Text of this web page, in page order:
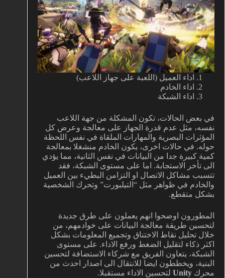
اداء العميل (اللعبة على جهاز اللاعب)
اداء الخادم
اداء الشبكة
في بعض الحالات، تكون المشكلة من جهة اللاعب
نفسه، مثل عدم قدرة الجهاز على معالجة وعرض كل
المؤثرات البصرية والمهارات الملقاة في نفس اللحظة
حوله. في حالات اخرى، يكون الخادم منشغلا بمعالجة
كمية كبيرة جدا من البيانات في نفس الثانية، مما يؤدي
الى تأخر الاستجابة. اما على مستوى الشبكة، فقد
تتسبب مشاكل الاتصال او التزامن البطيء بين العميل
والخادم في ظواهر مثل “التيلبورت” وتحرك الشخصية
بشكل متقطع.
المطورون اوضحوا انهم يعملون على طرق جديدة
لتحسين طريقة معالجة البيانات على خوادمهم، من
خلال تحليل نقاط الاختناق وتجميع المعلومات بشكل
اكثر ذكاء لتقليل الضغط ورفع الاداء. على مستوى
الشبكة، يتعاون الفريق مع شركاء الاستضافة لتحسين
البنية، ويخططون ايضا للانتقال الى اصدار احدث من
محرك Unity لتحسين الاداء مستقبلا.